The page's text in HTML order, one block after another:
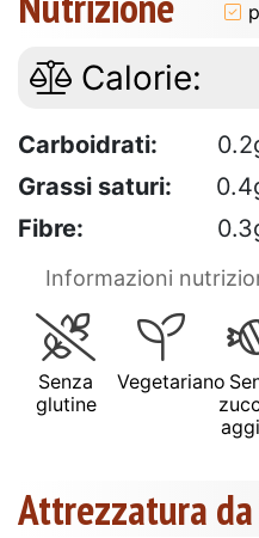
Calorie:
Carboidrati:
Grassi saturi:
Fibre:
Informazioni
Senza
glutine
Vegetariano
Attrezzatura da